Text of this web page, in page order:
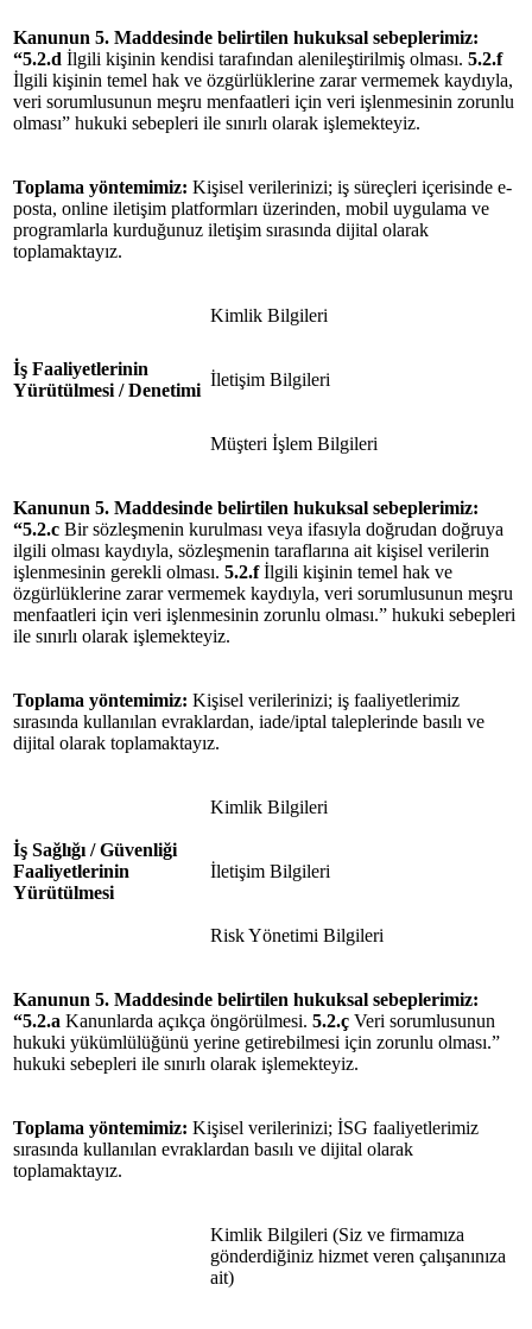
Kanunun 5. Maddesinde belirtilen hukuksal sebeplerimiz:
“5.2.d İlgili kişinin kendisi tarafından alenileştirilmiş olması. 5.2.f
İlgili kişinin temel hak ve özgürlüklerine zarar vermemek kaydıyla,
veri sorumlusunun meşru menfaatleri için veri işlenmesinin zorunlu
olması” hukuki sebepleri ile sınırlı olarak işlemekteyiz.
Toplama yöntemimiz: Kişisel verilerinizi; iş süreçleri içerisinde e-
posta, online iletişim platformları üzerinden, mobil uygulama ve
programlarla kurduğunuz iletişim sırasında dijital olarak
toplamaktayız.
İş Faaliyetlerinin
Yürütülmesi / Denetimi
Kimlik Bilgileri
İletişim Bilgileri
Müşteri İşlem Bilgileri
Kanunun 5. Maddesinde belirtilen hukuksal sebeplerimiz:
“5.2.c Bir sözleşmenin kurulması veya ifasıyla doğrudan doğruya
ilgili olması kaydıyla, sözleşmenin taraflarına ait kişisel verilerin
işlenmesinin gerekli olması. 5.2.fİlgili kişinin temel hak ve
özgürlüklerine zarar vermemek kaydıyla, veri sorumlusunun meşru
menfaatleri için veri işlenmesinin zorunlu olması.” hukuki sebepleri
ile sınırlı olarak işlemekteyiz.
Toplama yöntemimiz: Kişisel verilerinizi; iş faaliyetlerimiz
sırasında kullanılan evraklardan, iade/iptal taleplerinde basılı ve
dijital olarak toplamaktayız.
İş Sağlığı / Güvenliği
Faaliyetlerinin
Yürütülmesi
Kimlik Bilgileri
İletişim Bilgileri
Risk Yönetimi Bilgileri
Kanunun 5. Maddesinde belirtilen hukuksal sebeplerimiz:
“5.2.a Kanunlarda açıkça öngörülmesi. 5.2.ç Veri sorumlusunun
hukuki yükümlülüğünü yerine getirebilmesi için zorunlu olması.”
hukuki sebepleri ile sınırlı olarak işlemekteyiz.
Toplama yöntemimiz: Kişisel verilerinizi; İSG faaliyetlerimiz
sırasında kullanılan evraklardan basılı ve dijital olarak
toplamaktayız.
Kimlik Bilgileri (Siz ve firmamıza
gönderdiğiniz hizmet veren çalışanınıza
ait)